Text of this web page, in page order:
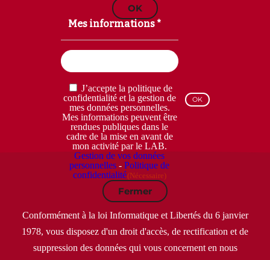
OK
Mes informations *
RGPD
(Nécessaire)
J’accepte la politique de
confidentialité et la gestion de
mes données personnelles.
Mes informations peuvent être
rendues publiques dans le
cadre de la mise en avant de
mon activité par le LAB.
Gestion de vos données
personnelles -Politique de
confidentialité(Nécessaire)
Fermer
Conformément à la loi Informatique et Libertés du 6 janvier
1978, vous disposez d'un droit d'accès, de rectification et de
suppression des données qui vous concernent en nous